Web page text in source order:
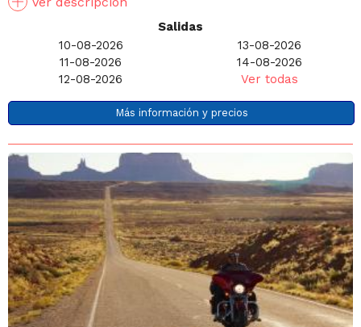
Salidas
10-08-2026
11-08-2026
12-08-2026
13-08-2026
14-08-2026
Ver todas
Más información y precios